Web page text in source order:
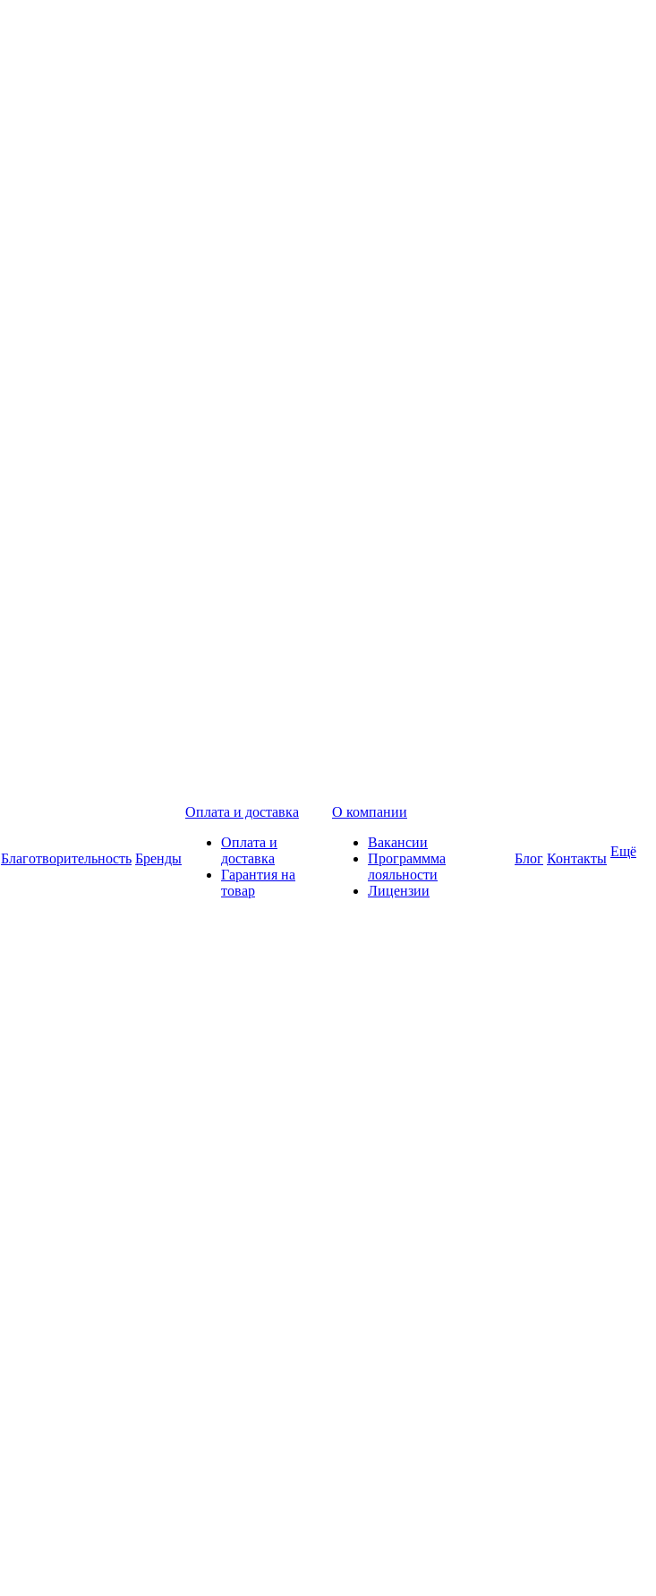
Благотворительность Бренды
Оплата и доставка
Оплата и
доставка
Гарантия на
товар
О компании
Вакансии
Программма
лояльности
Лицензии
Блог Контакты Ещё